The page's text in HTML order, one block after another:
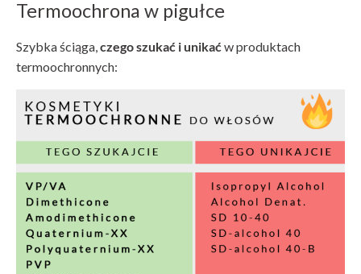
Termoochrona w pigułce
Szybka ściąga, czego szukać i unikać w produktach
termoochronnych: